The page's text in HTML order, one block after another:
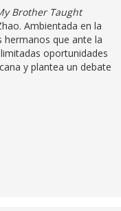
Brother Taught
Ambientada en la
hermanos que ante la
oportunidades
y plantea un debate